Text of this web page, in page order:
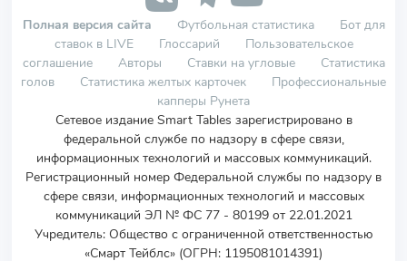
Полная версия сайта Футбольная статистика
Бот для
ставок в LIVE
Глоссарий
Пользовательское
соглашение
Авторы Ставки на угловые
Статистика
голов
Статистика желтых карточек
Профессиональные
капперы Рунета
Сетевое издание Smart Tables зарегистрировано в
федеральной службе по надзору в сфере связи,
информационных технологий и массовых коммуникаций.
Регистрационный номер Федеральной службы по надзору в
сфере связи, информационных технологий и массовых
коммуникаций ЭЛ № ФС 77 - 80199 от 22.01.2021
Учредитель: Общество с ограниченной ответственностью
«Смарт Тейблс» (ОГРН: 1195081014391)